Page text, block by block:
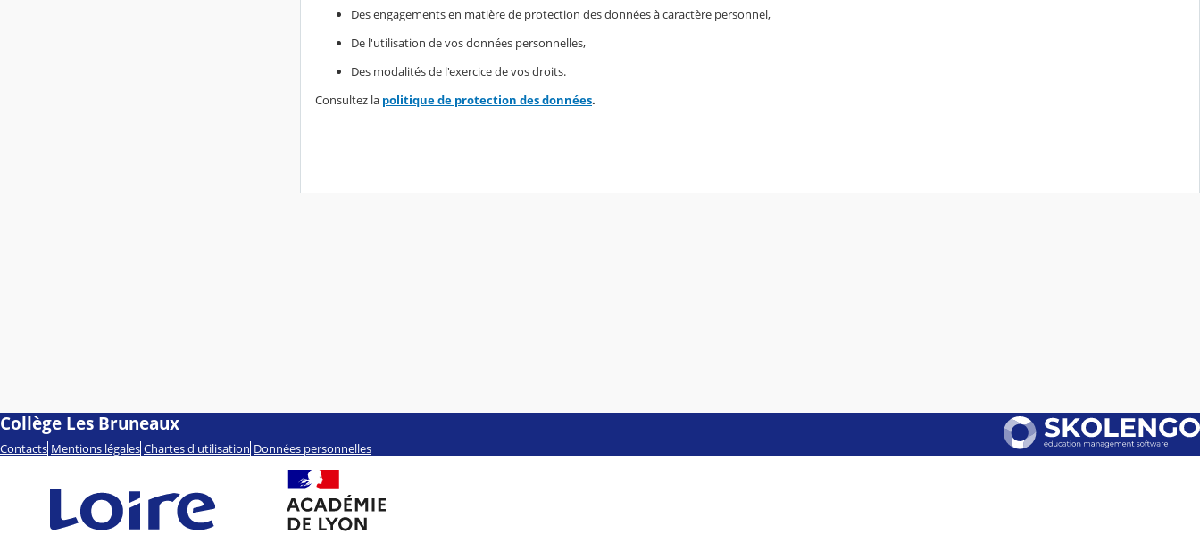
Des engagements en matière de protection des données à caractère personnel,
De l'utilisation de vos données personnelles,
Des modalités de l'exercice de vos droits.
Consultez la politique de protection des données.
Collège Les Bruneaux
Contacts Mentions légales Chartes d'utilisation Données personnelles